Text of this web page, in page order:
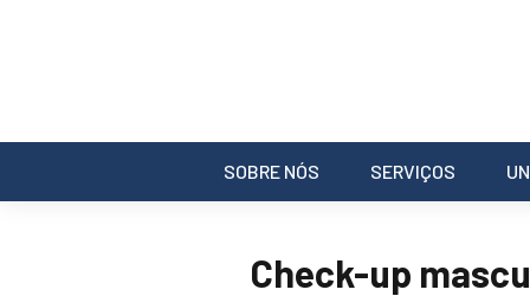
SOBRE NÓS SERVIÇOS
Check-up